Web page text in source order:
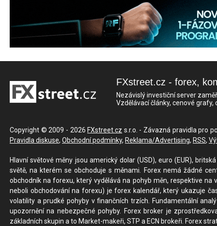
FXstreet.cz - forex,
Nezávislý investiční server
Vzdělávací články, cenové
Copyright © 2009 - 2026 FXstreet.cz s.r.o. - Závazná pravidla pro
Pravidla diskuse, Obchodní podmínky, Reklama/Advertising, RSS,
Hlavní světové měny jsou americký dolar (USD), euro (EUR),
světě, na kterém se obchoduje s měnami. Forex nemá žádné
obchodník na forexu, který vydělává na pohyb měn, respektive
neboli obchodování na forexu) je forex kalendář, který ukazuje
volatility a prudké pohyby v finančních trzích. Fundamentální
upozornění na nebezpečné pohyby. Forex broker je
základních skupin a to Market-makeři, STP a ECN brokeři. Forex